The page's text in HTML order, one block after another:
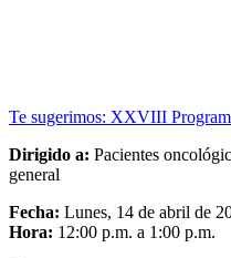
Te sugerimos: XXVIII
Dirigido a: Pacientes
general
Fecha: Lunes, 14 de abril de
Hora: 12:00 p.m. a 1:00 p.m.